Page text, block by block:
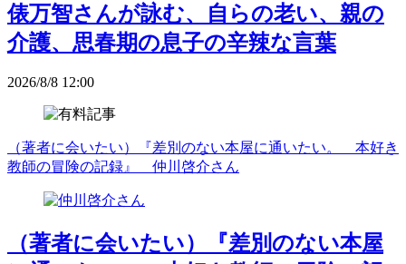
俵万智さんが詠む、自らの老い、親の
介護、思春期の息子の辛辣な言葉
2026/8/8 12:00
（著者に会いたい）『差別のない本屋に通いたい。 本好き
教師の冒険の記録』 仲川啓介さん
（著者に会いたい）『差別のない本屋